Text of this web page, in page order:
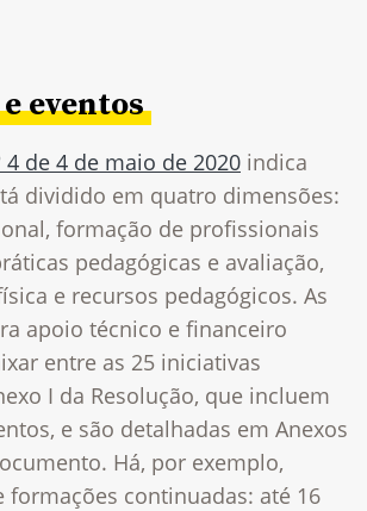
eventos
4 de 4 de maio de 2020 indica
dividido em quatro dimensões:
formação de profissionais
pedagógicas e avaliação,
e recursos pedagógicos. As
apoio técnico e financeiro
entre as 25 iniciativas
I da Resolução, que incluem
e são detalhadas em Anexos
Há, por exemplo,
formações continuadas: até 16